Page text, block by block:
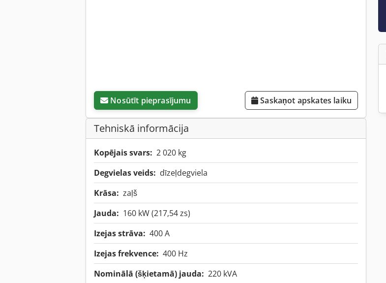
Nosūtīt pieprasījumu Saskaņot apskates laiku
Tehniskā informācija
Kopējais svars: 2 020 kg
Degvielas veids: dīzeļdegviela
Krāsa: zaļš
Jauda: 160 kW (217,54 zs)
Izejas strāva: 400 A
Izejas frekvence: 400 Hz
Nominālā (šķietamā) jauda: 220 kVA